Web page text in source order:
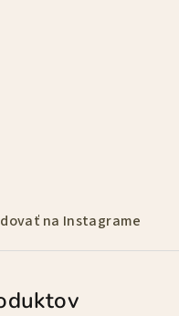
na Instagrame